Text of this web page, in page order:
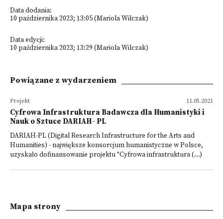
Data dodania:
10 października 2023; 13:05 (Mariola Wilczak)
Data edycji:
10 października 2023; 13:29 (Mariola Wilczak)
Powiązane z wydarzeniem
11.05.2021
Projekt
Cyfrowa Infrastruktura Badawcza dla Humanistyki i
Nauk o Sztuce DARIAH- PL
DARIAH-PL (Digital Research Infrastructure for the Arts and
Humanities) - największe konsorcjum humanistyczne w Polsce,
uzyskało dofinansowanie projektu "Cyfrowa infrastruktura (...)
Mapa strony